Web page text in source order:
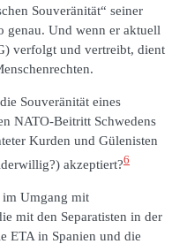
Souveränität“ seiner
genau. Und wenn er aktuell
verfolgt und vertreibt, dient
Souveränität eines
NATO-Beitritt Schwedens
Kurden und Gülenisten
akzeptiert?6
Umgang mit
mit den Separatisten in der
ETA in Spanien und die